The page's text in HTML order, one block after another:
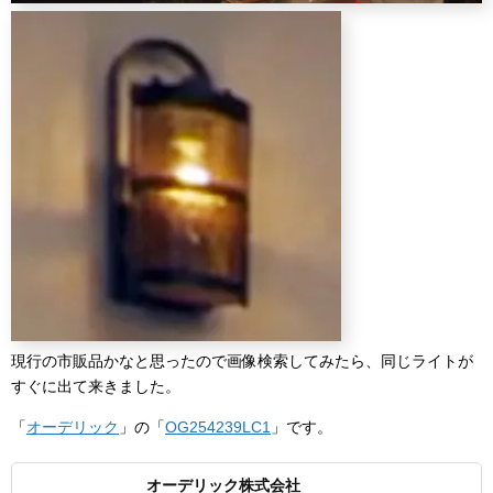
現行の市販品かなと思ったので画像検索してみたら、同じライトが
すぐに出て来きました。
「オーデリック 」の「OG254239LC1 」です。
オーデリック株式会社